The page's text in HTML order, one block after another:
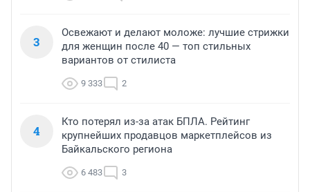
3
Освежают и делают моложе: лучшие стрижки
для женщин после 40 — топ стильных
вариантов от стилиста
9 333 2
4
Кто потерял из-за атак БПЛА. Рейтинг
крупнейших продавцов маркетплейсов из
Байкальского региона
6 483 3